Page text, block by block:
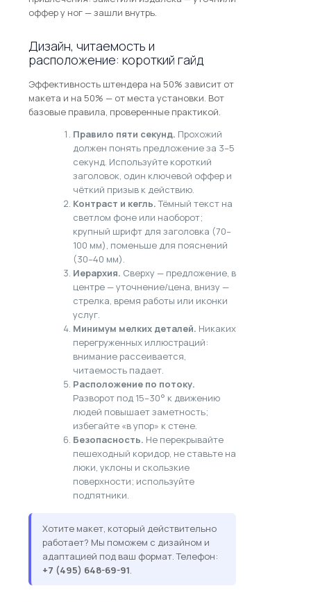
оффер у ног — зашли внутрь.
Дизайн, читаемость и
расположение: короткий гайд
Эффективность штендера на 50% зависит от
макета и на 50% — от места установки. Вот
базовые правила, проверенные практикой.
Правило пяти секунд. Прохожий
должен понять предложение за 3–5
секунд. Используйте короткий
заголовок, один ключевой оффер и
чёткий призыв к действию.
Контраст и кегль.Тёмный текст на
светлом фоне или наоборот;
крупный шрифт для заголовка (70–
100 мм), поменьше для пояснений
(30–40 мм).
Иерархия. Сверху — предложение, в
центре — уточнение/цена, внизу —
стрелка, время работы или иконки
услуг.
Минимум мелких деталей. Никаких
перегруженных иллюстраций:
внимание рассеивается,
читаемость падает.
Расположение по потоку.
Разворот под 15–30° к движению
людей повышает заметность;
избегайте «в упор» к стене.
Безопасность. Не перекрывайте
пешеходный коридор, не ставьте на
люки, уклоны и скользкие
поверхности; используйте
подпятники.
Хотите макет, который действительно
работает? Мы поможем с дизайном и
адаптацией под ваш формат. Телефон:
+7 (495) 648-69-91.